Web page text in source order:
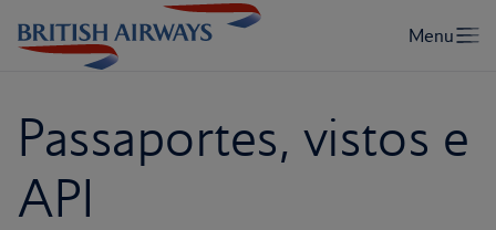
Passaportes, vistos e
API